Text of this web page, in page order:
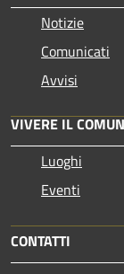
Notizie
Comunicati
Avvisi
VIVERE IL
Luoghi
Eventi
CONTATTI